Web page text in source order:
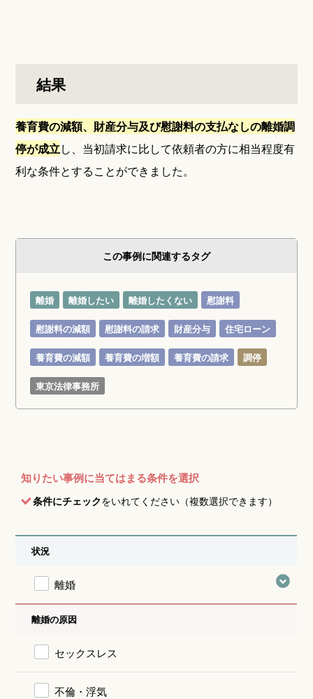
結果
養育費の減額、財産分与及び慰謝料の支払なしの離婚調
停が成立し、当初請求に比して依頼者の方に相当程度有
利な条件とすることができました。
この事例に関連するタグ
離婚 離婚したい 離婚したくない 慰謝料
慰謝料の減額 慰謝料の請求 財産分与 住宅ローン
養育費の減額 養育費の増額 養育費の請求 調停
東京法律事務所
知りたい事例に当てはまる条件を選択
条件にチェックをいれてください（複数選択できます）
状況
離婚
離婚の原因
セックスレス
不倫・浮気